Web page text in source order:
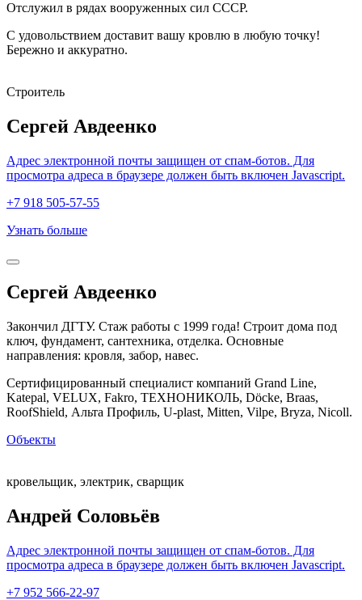
Отслужил в рядах вооруженных сил СССР.
С удовольствием доставит вашу кровлю в любую точку!
Бережно и аккуратно.
Строитель
Сергей Авдеенко
Адрес электронной почты защищен от спам-ботов. Для
просмотра адреса в браузере должен быть включен Javascript.
+7 918 505-57-55
Узнать больше
Сергей Авдеенко
Закончил ДГТУ. Стаж работы с 1999 года! Строит дома под
ключ, фундамент, сантехника, отделка. Основные
направления: кровля, забор, навес.
Сертифицированный специалист компаний Grand Line,
Katepal, VELUX, Fakro, ТЕХНОНИКОЛЬ, Döcke, Braas,
RoofShield, Альта Профиль, U-plast, Mitten, Vilpe, Bryza, Nicoll.
Объекты
кровельщик, электрик, сварщик
Андрей Соловьёв
Адрес электронной почты защищен от спам-ботов. Для
просмотра адреса в браузере должен быть включен Javascript.
+7 952 566-22-97